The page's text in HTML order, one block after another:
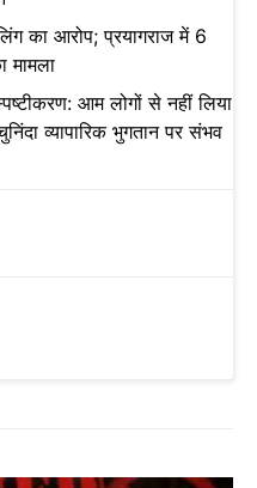
का आरोप; प्रयागराज में 6
आम लोगों से नहीं लिया
व्यापारिक भुगतान पर संभव